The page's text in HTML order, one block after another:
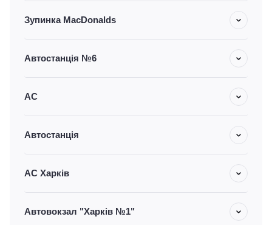
Зупинка MacDonalds
Автостанція №6
АС
Автостанція
АС Харків
Автовокзал "Харків №1"